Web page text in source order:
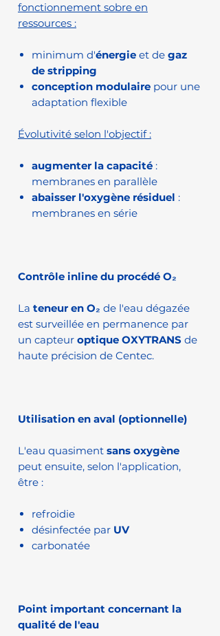
fonctionnement sobre en
ressources :
minimum d'énergie et de gaz
de stripping
conception modulaire pour une
adaptation flexible
Évolutivité selon l'objectif :
augmenter la capacité :
membranes en parallèle
abaisser l'oxygène résiduel :
membranes en série
Contrôle inline du procédé O₂
La teneur en O₂ de l'eau dégazée
est surveillée en permanence par
un capteur optique OXYTRANS de
haute précision de Centec.
Utilisation en aval (optionnelle)
L'eau quasiment sans oxygène
peut ensuite, selon l'application,
être :
refroidie
désinfectée par UV
carbonatée
Point important concernant la
qualité de l'eau